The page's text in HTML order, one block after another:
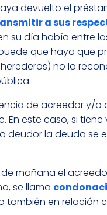
devuelto el
a sus
su día había entre
que haya que
no lo
de acreedor y/o
este caso, si
deudor la deuda se
mañana el
se llama
también en relación